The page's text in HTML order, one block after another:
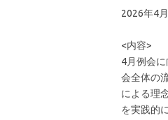
2026年4
<内容>
4月例会
会全体の
による理
を実践的